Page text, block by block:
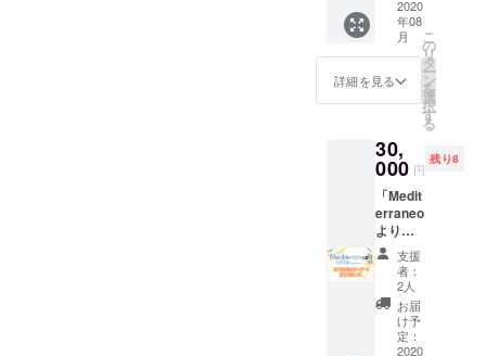
ログラ
ムのオ
リジナ
ルス
テッ
リジナ
ルチャ
ティーT
シャツ
をご提
供しま
す。 ※
備考欄
にご紹
介させ
ていい
カー
セット
+チャリ
ティーT
シャ
ツ」 参
ご利用
いただ
けるお
食事券
をご提
供しま
す。ま
た、今
回のプ
ログラ
ムのオ
リジナ
2020
年08
月
詳細を見る
こ
の
リ
タ
ー
ン
を
選
択
す
る
30,
000 円
残り8
「Medit
erraneo
より」
2021年
のあな
たの
バース
デーを
盛大に
お祝い
支援
者：
2人
お届
け予
定：
2020